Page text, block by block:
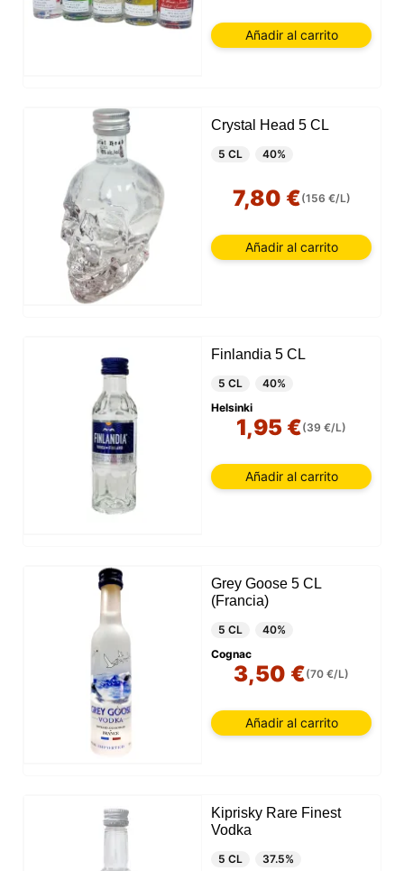
Añadir al carrito
Crystal Head 5 CL
5 CL 40%
7,80 €(156 €/L)
Añadir al carrito
Finlandia 5 CL
5 CL
40%
Helsinki
1,95 €(39 €/L)
Añadir al carrito
Grey Goose 5 CL
(Francia)
5 CL
40%
Cognac
3,50 €(70 €/L)
Añadir al carrito
Kiprisky Rare Finest
Vodka
5 CL 37.5%